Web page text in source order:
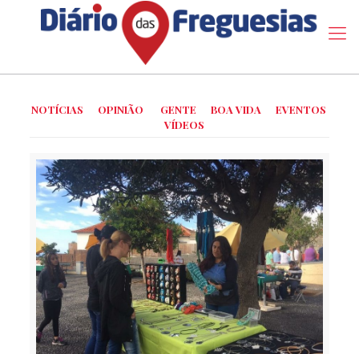
NOTÍCIAS OPINIÃO GENTE BOA VIDA
EVENTOS
VÍDEOS